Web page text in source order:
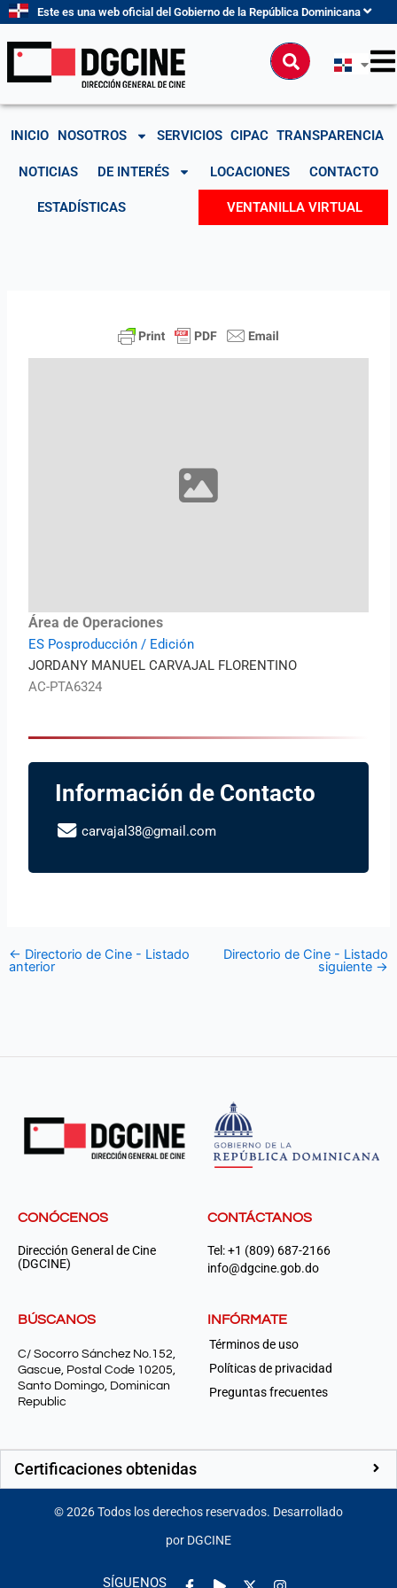
contenido
Este es una web oficial del Gobierno de la República Dominicana
Buscar
INICIO NOSOTROS SERVICIOS CIPAC TRANSPARENCIA
NOTICIAS DE INTERÉS LOCACIONES CONTACTO
ESTADÍSTICAS VENTANILLA VIRTUAL
Área de Operaciones
ES Posproducción / Edición
JORDANY MANUEL CARVAJAL FLORENTINO
AC-PTA6324
Información de Contacto
carvajal38@gmail.com
← Directorio de Cine - Listado
anterior
Directorio de Cine - Listado
siguiente →
CONÓCENOS
Dirección General de Cine
(DGCINE)
CONTÁCTANOS
Tel: +1 (809) 687-2166
info@dgcine.gob.do
BÚSCANOS
C/ Socorro Sánchez No.152,
Gascue, Postal Code 10205,
Santo Domingo, Dominican
Republic
INFÓRMATE
Términos de uso
Políticas de privacidad
Preguntas frecuentes
Certificaciones obtenidas
©2026Todos los derechos reservados. Desarrollado
por DGCINE
SÍGUENOS
Facebook-
Play Instagram